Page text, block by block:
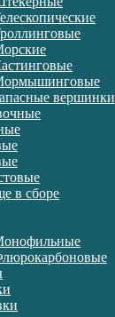
вершинки
в сборе